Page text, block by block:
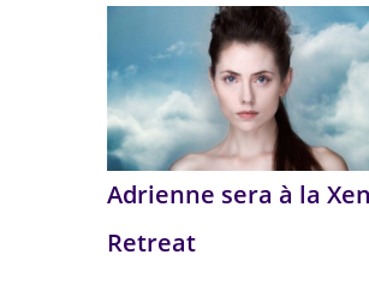
Adrienne sera à la
Retreat